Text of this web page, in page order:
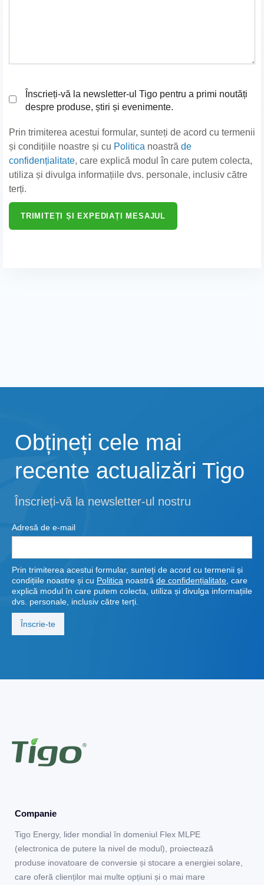
Înscrieți-vă la newsletter-ul Tigo pentru a primi noutăți
despre produse, știri și evenimente.
Prin trimiterea acestui formular, sunteți de acord cu termenii
și condițiile noastre și cu Politica noastră de
confidențialitate, care explică modul în care putem colecta,
utiliza și divulga informațiile dvs. personale, inclusiv către
terți.
Obțineți cele mai
recente actualizări Tigo
Înscrieți-vă la newsletter-ul nostru
Adresă de e-mail
Prin trimiterea acestui formular, sunteți de acord cu termenii și
condițiile noastre și cu Politica noastră de confidențialitate , care
explică modul în care putem colecta, utiliza și divulga informațiile
dvs. personale, inclusiv către terți.
Companie
Tigo Energy, lider mondial în domeniul Flex MLPE
(electronica de putere la nivel de modul), proiectează
produse inovatoare de conversie și stocare a energiei solare,
care oferă clienților mai multe opțiuni și o mai mare